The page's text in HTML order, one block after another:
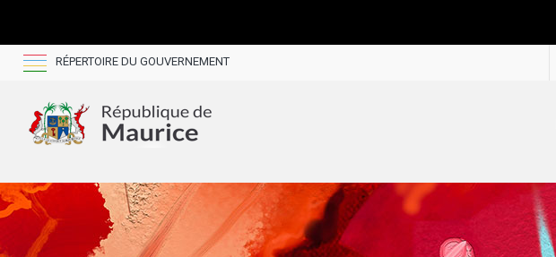
RÉPERTOIRE DU GOUVERNEMENT